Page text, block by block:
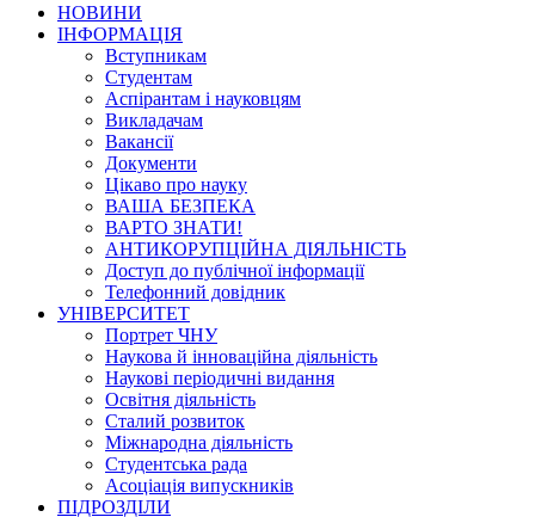
НОВИНИ
ІНФОРМАЦІЯ
Вступникам
Студентам
Аспірантам і науковцям
Викладачам
Вакансії
Документи
Цікаво про науку
ВАША БЕЗПЕКА
ВАРТО ЗНАТИ!
АНТИКОРУПЦІЙНА ДІЯЛЬНІСТЬ
Доступ до публічної інформації
Телефонний довідник
УНІВЕРСИТЕТ
Портрет ЧНУ
Наукова й інноваційна діяльність
Наукові періодичні видання
Освітня діяльність
Сталий розвиток
Міжнародна діяльність
Студентська рада
Асоціація випускників
ПІДРОЗДІЛИ